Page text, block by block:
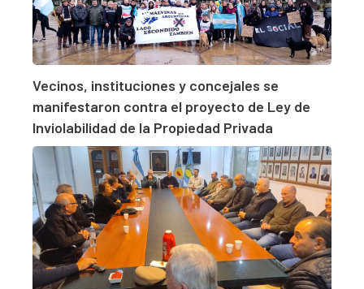
Vecinos, instituciones y concejales se
manifestaron contra el proyecto de Ley de
Inviolabilidad de la Propiedad Privada